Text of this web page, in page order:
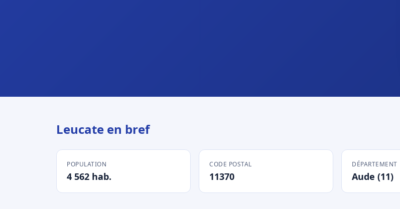
Leucate en bref
POPULATION
4 562 hab.
CODE POSTAL
11370
DÉPARTEMENT
Aude (11)